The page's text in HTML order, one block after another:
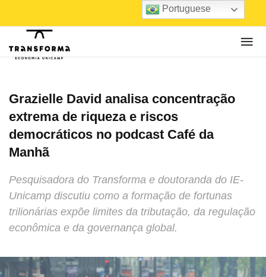
Grazielle David analisa concentração
extrema de riqueza e riscos
democráticos no podcast Café da
Manhã
Pesquisadora do Transforma e doutoranda do IE-
Unicamp discutiu como a formação de fortunas
trilionárias expõe limites da tributação, da regulação
econômica e da governança global.
Portuguese